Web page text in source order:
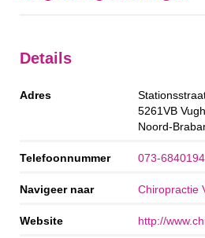
Details
Adres
5261VB
Noord-
Telefoonnummer 073-6840194
Navigeer naar Chiropractie
Website http://